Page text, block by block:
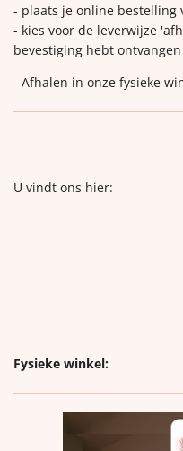
- plaats je online bestelling
- kies voor de leverwijze
bevestiging hebt
- Afhalen in onze fysieke
U vindt ons hier:
Fysieke winkel: